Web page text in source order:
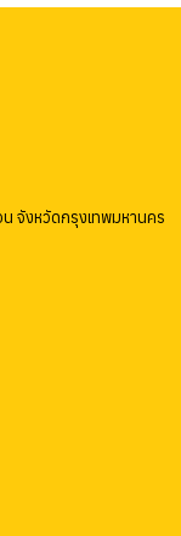
จังหวัดกรุงเทพมหานคร